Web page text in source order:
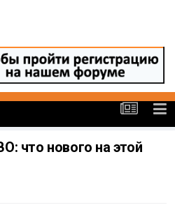
что нового на этой